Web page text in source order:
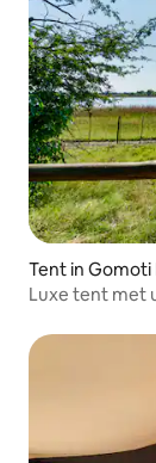
Tent in Gomoti
Luxe tent met